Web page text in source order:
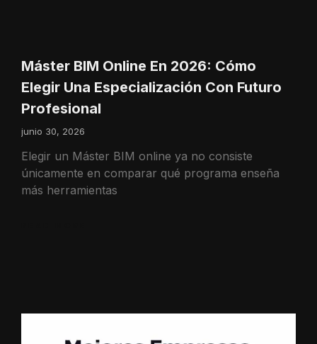
Máster BIM Online En 2026: Cómo
Elegir Una Especialización Con Futuro
Profesional
junio 30, 2026
Elegir un Máster BIM online ya no consiste
únicamente en comparar qué programa enseña
más herramientas